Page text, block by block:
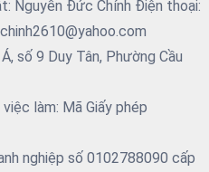
Nguyễn Đức Chính Điện thoại:
số 9 Duy Tân, Phường Cầu
làm: Mã Giấy phép
nghiệp số 0102788090 cấp